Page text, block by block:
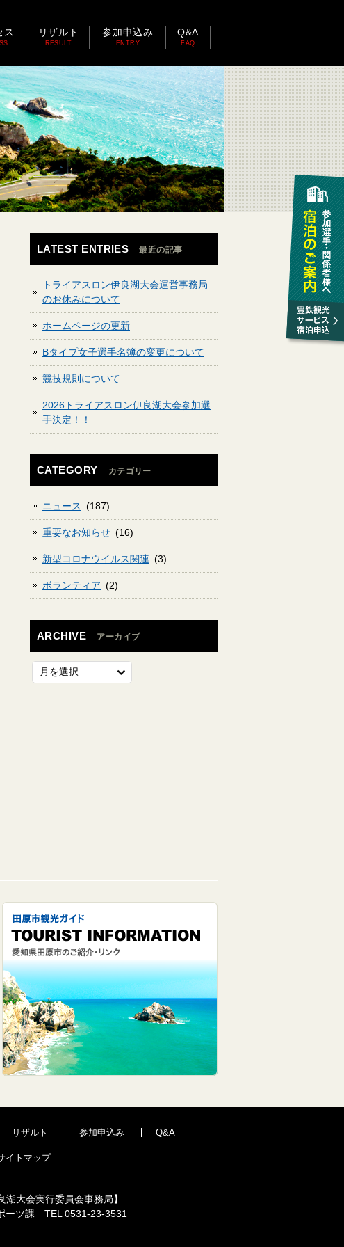
ス リザルト
RESULT
参加申込み
ENTRY
Q&A
FAQ
LATEST ENTRIES 最近の記事
トライアスロン伊良湖大会運営事務局
のお休みについて
ホームページの更新
Bタイプ女子選手名簿の変更について
競技規則について
2026トライアスロン伊良湖大会参加選
手決定！！
CATEGORY カテゴリー
ニュース (187)
重要なお知らせ (16)
新型コロナウイルス関連 (3)
ボランティア (2)
ARCHIVE アーカイブ
リザルト 参加申込み Q&A
イトマップ
湖大会実行委員会事務局】
ーツ課 TEL 0531-23-3531